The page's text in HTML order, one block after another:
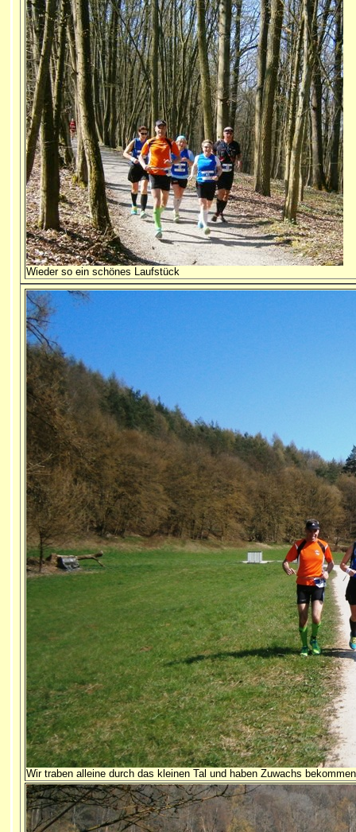
Wieder so ein schönes Laufstück
Wir traben alleine durch das kleinen Tal und haben Zuwachs